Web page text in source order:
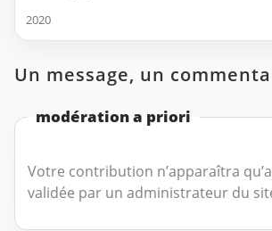
2020
Un message, un
modération a priori
Votre contribution n’apparaîtra
validée par un administrateur du